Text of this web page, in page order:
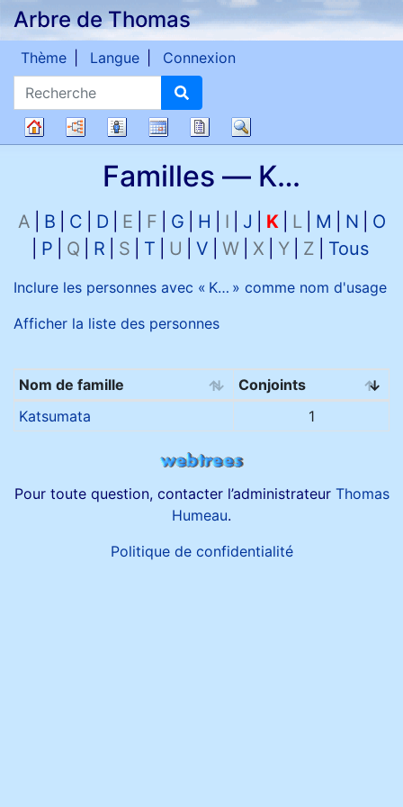
Passer au contenu
Arbre de Thomas
Recherche
Thème Langue Connexion
généalogique
Diagrammes
Listes CalendrierRapports
Familles — K…
A B C D E F G H I J K L M N
O
P
Q R S T U V W X Y Z Tous
Inclure les personnes avec « K… » comme nom d'usage
Afficher la liste des personnes
Noms de famille
Nom de famille
Conjoints
Katsumata
1
Pour toute question, contacter l’administrateur Thomas
Humeau.
Politique de confidentialité